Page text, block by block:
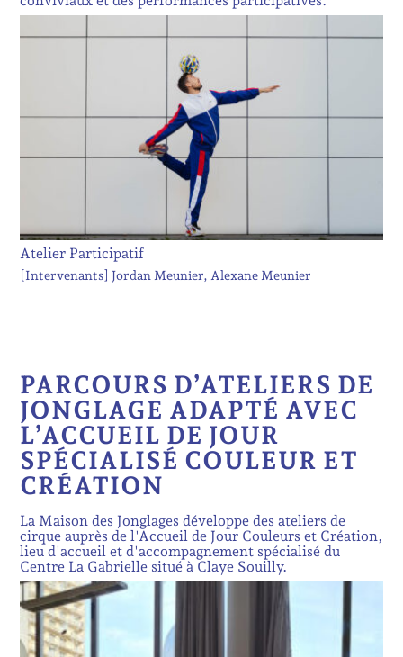
Atelier Participatif
[Intervenants]Jordan Meunier Alexane Meunier
PARCOURS D’ATELIERS DE
JONGLAGE ADAPTÉ AVEC
L’ACCUEIL DE JOUR
SPÉCIALISÉ COULEUR ET
CRÉATION
La Maison des Jonglages développe des ateliers de
cirque auprès de l'Accueil de Jour Couleurs et Création,
lieu d'accueil et d'accompagnement spécialisé du
Centre La Gabrielle situé à Claye Souilly.